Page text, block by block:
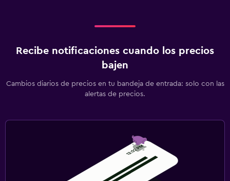
Recibe notificaciones cuando los precios
bajen
Cambios diarios de precios en tu bandeja de entrada: solo con las
alertas de precios.